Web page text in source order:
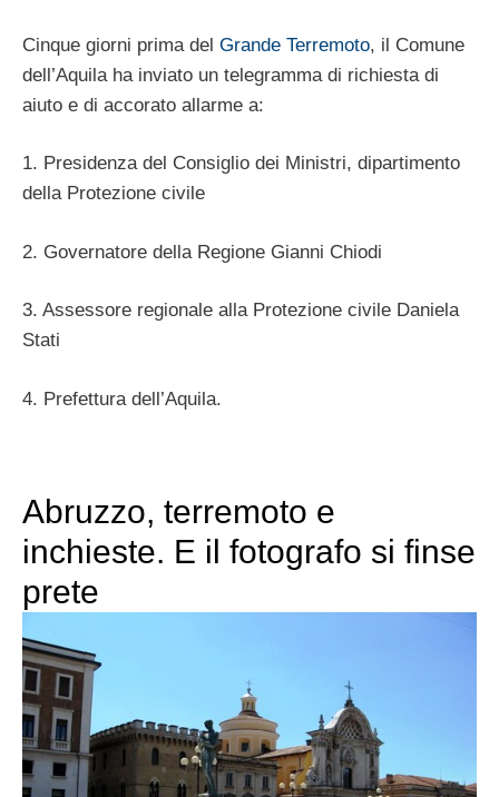
Cinque giorni prima del Grande Terremoto, il Comune
dell’Aquila ha inviato un telegramma di richiesta di
aiuto e di accorato allarme a:
1. Presidenza del Consiglio dei Ministri, dipartimento
della Protezione civile
2. Governatore della Regione Gianni Chiodi
3. Assessore regionale alla Protezione civile Daniela
Stati
4. Prefettura dell’Aquila.
Abruzzo, terremoto e
inchieste. E il fotografo si finse
prete